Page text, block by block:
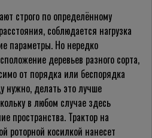
строго по определённому
соблюдается нагрузка
параметры. Но нередко
деревьев разного сорта,
от порядка или беспорядка
нужно, делать это лучше
в любом случае здесь
пространства. Трактор на
роторной косилкой нанесет